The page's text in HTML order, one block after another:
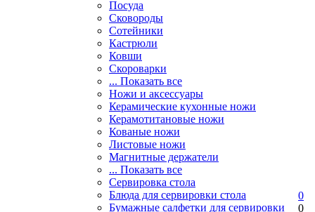
Посуда
Сковороды
Сотейники
Кастрюли
Ковши
Скороварки
... Показать все
Ножи и аксессуары
Керамические кухонные ножи
Керамотитановые ножи
Кованые ножи
Листовые ножи
Магнитные держатели
... Показать все
Сервировка стола
Блюда для сервировки стола
Бумажные салфетки для сервировки
0
0